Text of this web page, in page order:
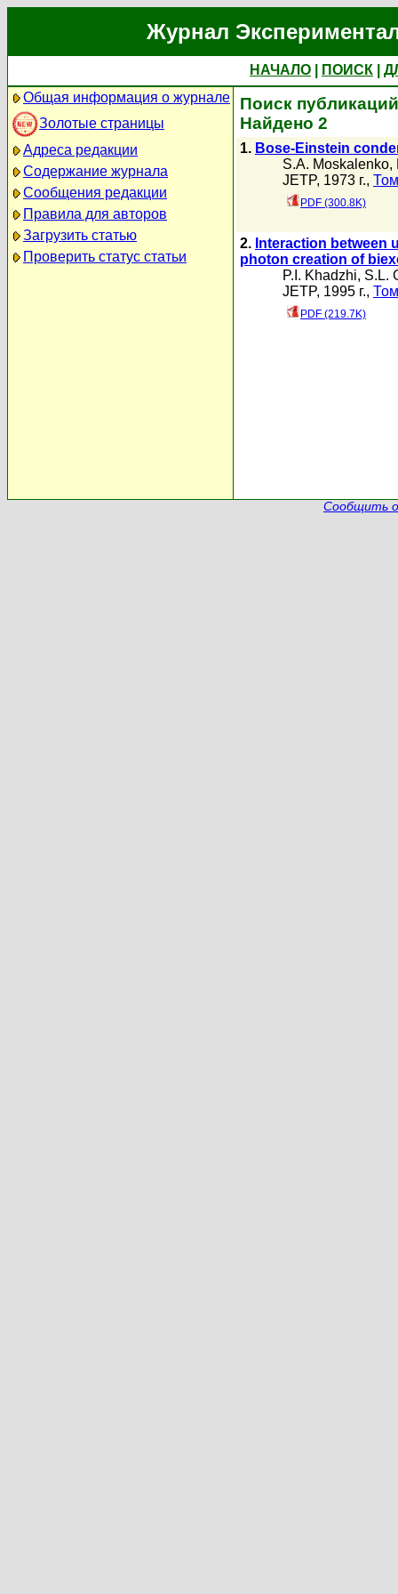
Журнал
НАЧАЛО ПОИСК
Общая информация о журнале
Золотые страницы
Адреса редакции
Содержание журнала
Сообщения редакции
Правила для авторов
Загрузить статью
Проверить статус статьи
Поиск
Найдено 2
1. Bose-Einstein
S.A. Moskalenko,
JETP, 1973 г.,
PDF (300.8K)
2. Interaction between
photon creation of
P.I. Khadzhi, S.L.
JETP, 1995 г.,
PDF (219.7K)
Сообщить о